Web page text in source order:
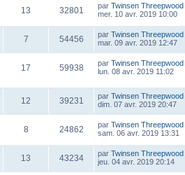
13 32801 par Twinsen Threepwood
mer. 10 avr. 2019 10:00
7 54456 par Twinsen Threepwood
mar. 09 avr. 2019 12:47
17 59938 par Twinsen Threepwood
lun. 08 avr. 2019 11:02
12 39231 par Twinsen Threepwood
dim. 07 avr. 2019 20:47
8 24862 par Twinsen Threepwood
sam. 06 avr. 2019 13:31
13 43234 par Twinsen Threepwood
jeu. 04 avr. 2019 20:14